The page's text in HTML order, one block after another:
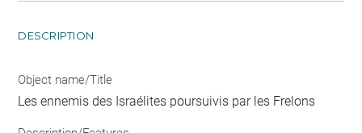
DESCRIPTION
Object name/Title
Les ennemis des Israélites poursuivis par les Frelons